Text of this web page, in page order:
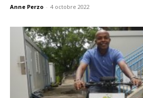
Anne Perzo - 4 octobre 2022